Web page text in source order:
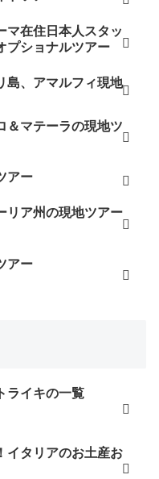
マ在住日本人スタッ
プショナルツアー
島、アマルフィ現地
＆マテーラの現地ツ
アー
リア州の現地ツアー
アー
ライキの一覧
イタリアのお土産お